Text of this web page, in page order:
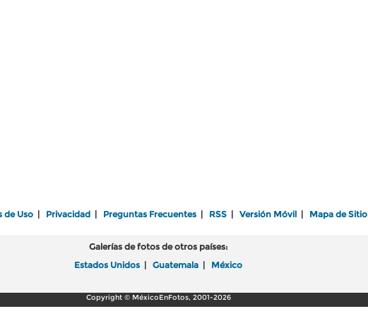
de Uso Privacidad Preguntas Frecuentes RSS Versión Móvil Mapa de Sitio
Galerías de fotos de otros países:
Estados Unidos
Guatemala México
Copyright © MéxicoEnFotos, 2001-2026